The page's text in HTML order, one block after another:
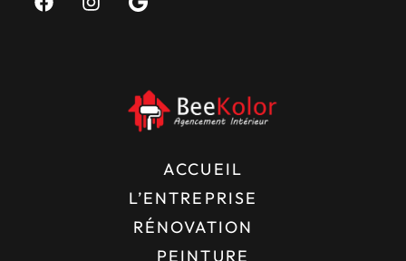
ACCUEIL
L’ENTREPRISE
RÉNOVATION
PEINTURE